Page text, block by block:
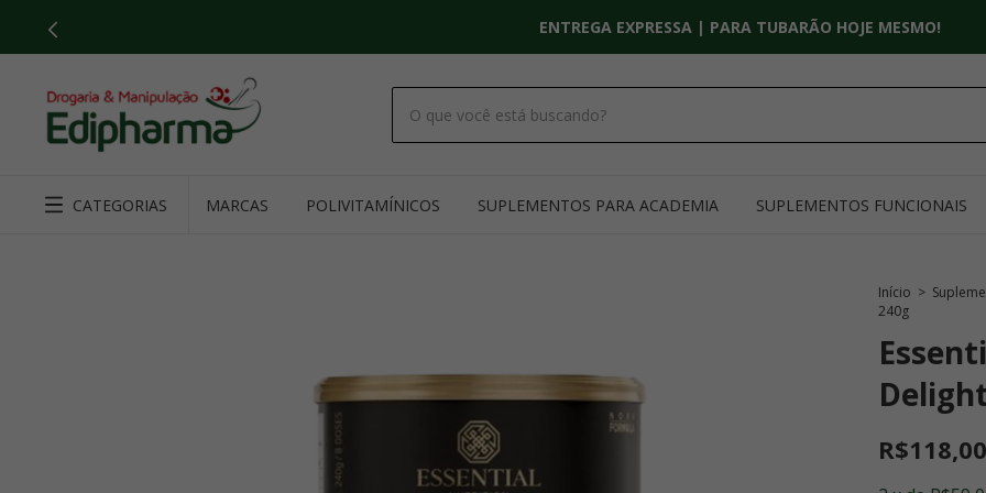
ENTREGA EXPRESSA | PARA TUBARÃO HOJE MESMO!
CATEGORIAS MARCAS POLIVITAMÍNICOS SUPLEMENTOS PARA ACADEMIA SUPLEMENTOS FUNCIONAIS
Início >
240g
R$118,00